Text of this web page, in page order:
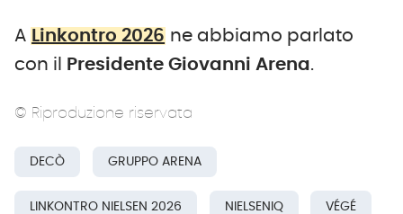
A Linkontro 2026 ne abbiamo parlato
con il
Presidente Giovanni Arena.
© Riproduzione riservata
DECÒ GRUPPO ARENA
LINKONTRO NIELSEN 2026 NIELSENIQ VÉGÉ